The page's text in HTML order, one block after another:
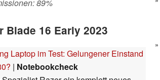
89%
Blade 16 Early 2023
Laptop im Test: Gelungener Einstand
| Notebookcheck